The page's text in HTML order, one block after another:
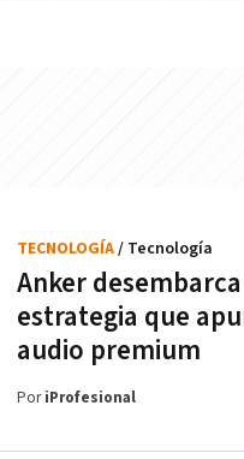
Anker
estrategia que
audio premium
TECNOLOGÍA/ Tecnología
PoriProfesional